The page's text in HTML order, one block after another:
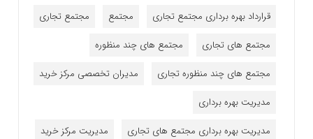
قرارداد بهره برداری مجتمع تجاری
مجتمع
مجتمع تجاری
مجتمع های تجاری
مجتمع های چند منظوره
مجتمع های چند منظوره تجاری
مدیران تخصصی مرکز خرید
مدیریت بهره برداری
مدیریت بهره برداری مجتمع های تجاری
مدیریت مرکز خرید